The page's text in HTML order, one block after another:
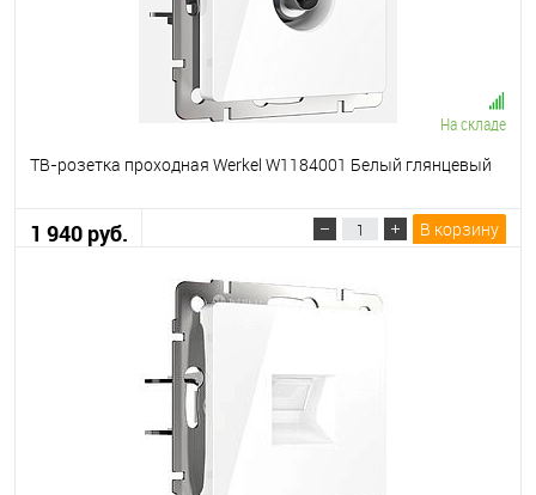
На складе
ТВ-розетка проходная Werkel W1184001 Белый глянцевый
1 940 руб. В корзину